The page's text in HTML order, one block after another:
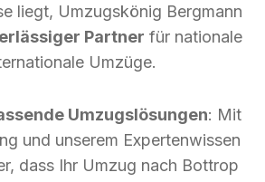
liegt, Umzugskönig Bergmann
Partner für nationale
Umzüge.
Umzugslösungen: Mit
und unserem Expertenwissen
dass Ihr Umzug nach Bottrop